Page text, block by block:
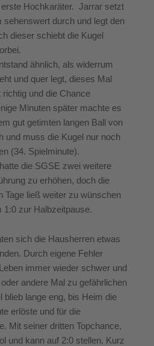
Hochkaräter. Jarrar setzt
durch und legt den
dieser schiebt die Kugel
ähnlich, als widerrum
und quer legt, dieses Mal
und die Chance
Minuten später machte es
gut getimten langen Ball von
und muss die Kugel nur noch
(34. Spielminute).
die SGSE zwei weitere
zu erhöhen, doch die
Tage ließ weiter zu wünschen
1:0 zur Halbzeitpause.
sich die Hausherren etwas
Durch eigene Fehler
immer wieder schwer und
andere Mal zu gefährlichen
blieb lange eng, bis Heim die
erlöste und für die
Mit seiner dritten Topchance,
und kann auf 2:0 stellen. Kurz